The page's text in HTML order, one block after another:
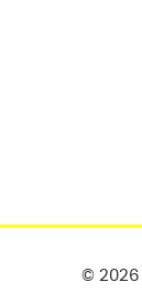
© 2026